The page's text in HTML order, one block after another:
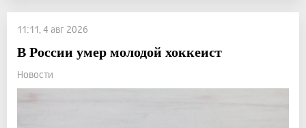
11:11, 4 авг 2026
В России умер молодой хоккеист
Новости